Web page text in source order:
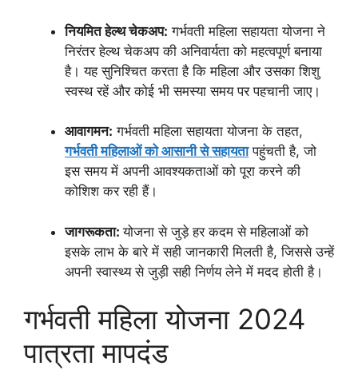
नियमित हेल्थ चेकअप: गर्भवती महिला सहायता योजना ने
निरंतर हेल्थ चेकअप की अनिवार्यता को महत्वपूर्ण बनाया
है। यह सुनिश्चित करता है कि महिला और उसका शिशु
स्वस्थ रहें और कोई भी समस्या समय पर पहचानी जाए।
आवागमन: गर्भवती महिला सहायता योजना के तहत,
गर्भवती महिलाओं को आसानी से सहायतापहुंचती है, जो
इस समय में अपनी आवश्यकताओं को पूरा करने की
कोशिश कर रही हैं।
जागरूकता:योजना से जुड़े हर कदम से महिलाओं को
इसके लाभ के बारे में सही जानकारी मिलती है, जिससे उन्हें
अपनी स्वास्थ्य से जुड़ी सही निर्णय लेने में मदद होती है।
गर्भवती महिला योजना 2024
पात्रता मापदंड